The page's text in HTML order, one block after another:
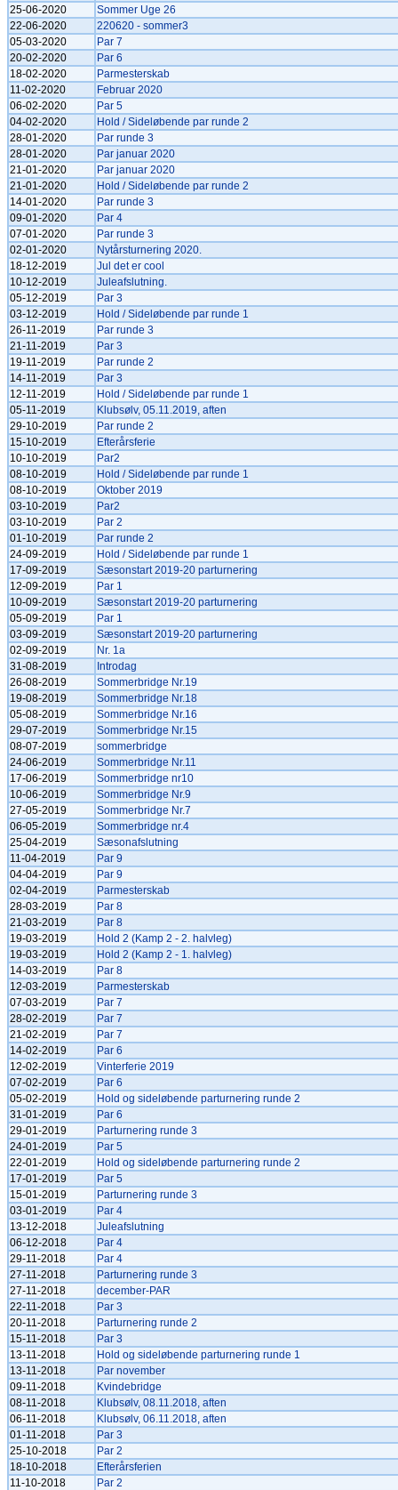
25-06-2020
Sommer Uge 26
22-06-2020
220620 - sommer3
05-03-2020
Par 7
20-02-2020
Par 6
18-02-2020
Parmesterskab
11-02-2020
Februar 2020
06-02-2020
Par 5
04-02-2020
Hold / Sideløbende par runde 2
28-01-2020
Par runde 3
28-01-2020
Par januar 2020
21-01-2020
Par januar 2020
21-01-2020
Hold / Sideløbende par runde 2
14-01-2020
Par runde 3
09-01-2020
Par 4
07-01-2020
Par runde 3
02-01-2020
Nytårsturnering 2020.
18-12-2019
Jul det er cool
10-12-2019
Juleafslutning.
05-12-2019
Par 3
03-12-2019
Hold / Sideløbende par runde 1
26-11-2019
Par runde 3
21-11-2019
Par 3
19-11-2019
Par runde 2
14-11-2019
Par 3
12-11-2019
Hold / Sideløbende par runde 1
05-11-2019
Klubsølv, 05.11.2019, aften
29-10-2019
Par runde 2
15-10-2019
Efterårsferie
10-10-2019
Par2
08-10-2019
Hold / Sideløbende par runde 1
08-10-2019
Oktober 2019
03-10-2019
Par2
03-10-2019
Par 2
01-10-2019
Par runde 2
24-09-2019
Hold / Sideløbende par runde 1
17-09-2019
Sæsonstart 2019-20 parturnering
12-09-2019
Par 1
10-09-2019
Sæsonstart 2019-20 parturnering
05-09-2019
Par 1
03-09-2019
Sæsonstart 2019-20 parturnering
02-09-2019
Nr. 1a
31-08-2019
Introdag
26-08-2019
Sommerbridge Nr.19
19-08-2019
Sommerbridge Nr.18
05-08-2019
Sommerbridge Nr.16
29-07-2019
Sommerbridge Nr.15
08-07-2019
sommerbridge
24-06-2019
Sommerbridge Nr.11
17-06-2019
Sommerbridge nr10
10-06-2019
Sommerbridge Nr.9
27-05-2019
Sommerbridge Nr.7
06-05-2019
Sommerbridge nr.4
25-04-2019
Sæsonafslutning
11-04-2019
Par 9
04-04-2019
Par 9
02-04-2019
Parmesterskab
28-03-2019
Par 8
21-03-2019
Par 8
19-03-2019
Hold 2 (Kamp 2 - 2. halvleg)
19-03-2019
Hold 2 (Kamp 2 - 1. halvleg)
14-03-2019
Par 8
12-03-2019
Parmesterskab
07-03-2019
Par 7
28-02-2019
Par 7
21-02-2019
Par 7
14-02-2019
Par 6
12-02-2019
Vinterferie 2019
07-02-2019
Par 6
05-02-2019
Hold og sideløbende parturnering runde 2
31-01-2019
Par 6
29-01-2019
Parturnering runde 3
24-01-2019
Par 5
22-01-2019
Hold og sideløbende parturnering runde 2
17-01-2019
Par 5
15-01-2019
Parturnering runde 3
03-01-2019
Par 4
13-12-2018
Juleafslutning
06-12-2018
Par 4
29-11-2018
Par 4
27-11-2018
Parturnering runde 3
27-11-2018
december-PAR
22-11-2018
Par 3
20-11-2018
Parturnering runde 2
15-11-2018
Par 3
13-11-2018
Hold og sideløbende parturnering runde 1
13-11-2018
Par november
09-11-2018
Kvindebridge
08-11-2018
Klubsølv, 08.11.2018, aften
06-11-2018
Klubsølv, 06.11.2018, aften
01-11-2018
Par 3
25-10-2018
Par 2
18-10-2018
Efterårsferien
11-10-2018
Par 2